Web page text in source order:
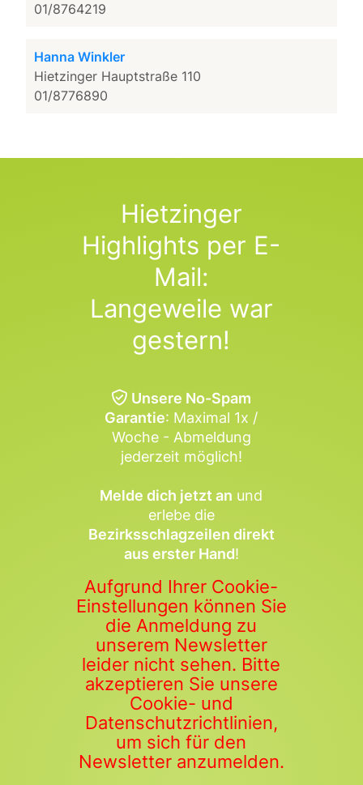
01/8764219
Hanna Winkler
Hietzinger Hauptstraße 110
01/8776890
Hietzinger
Highlights per E-
Mail:
Langeweile war
gestern!
Unsere No-Spam
Garantie: Maximal 1x /
Woche - Abmeldung
jederzeit möglich!
Melde dich jetzt an und
erlebe die
Bezirksschlagzeilen direkt
aus erster Hand!
Aufgrund Ihrer Cookie-
Einstellungen können Sie
die Anmeldung zu
unserem Newsletter
leider nicht sehen. Bitte
akzeptieren Sie unsere
Cookie- und
Datenschutzrichtlinien,
um sich für den
Newsletter anzumelden.